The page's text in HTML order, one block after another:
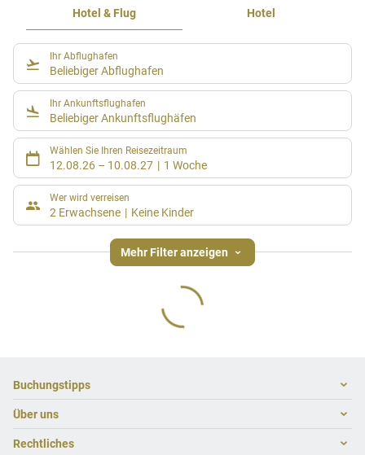
Hotel & Flug
Hotel
Ihr Abflughafen
Beliebiger Abflughafen
Ihr Ankunftsflughafen
Beliebiger Ankunftsflughäfen
Wählen Sie Ihren Reisezeitraum
12.08.26 – 10.08.27 1 Woche
Wer wird verreisen
2 Erwachsene Keine Kinder
Mehr Filter anzeigen
Footer navigation
Buchungstipps
Warum im Reisebüro buchen
Hoteltipps
Über uns
Kontakt
Rechtliches